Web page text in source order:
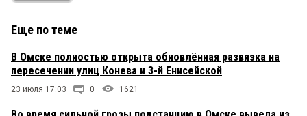
Еще по теме
В Омске полностью открыта обновлённая развязка на
пересечении улиц Конева и 3-й Енисейской
23 июля 17:03 0 1621